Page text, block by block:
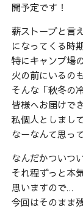
開予定です！
薪ストーブと言
になってくる時
特にキャンプ場
火の前にいるの
そんな「秋冬の
皆様へお届けで
私個人としまし
なーなんて思っ
なんだかついつ
それ程ずっと本
思いますので…
今回はそのまま